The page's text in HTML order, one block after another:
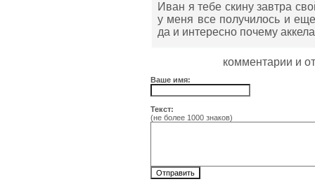
Иван я тебе скину завтра
у меня все получилось и
да и интересно почему
комментарии и
Ваше имя:
Текст:
(не более 1000 знаков)